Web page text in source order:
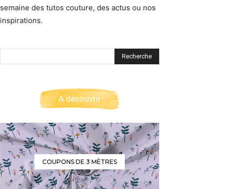
semaine des tutos couture, des actus ou nos
inspirations.
A découvrir
COUPONS DE 3 MÈTRES